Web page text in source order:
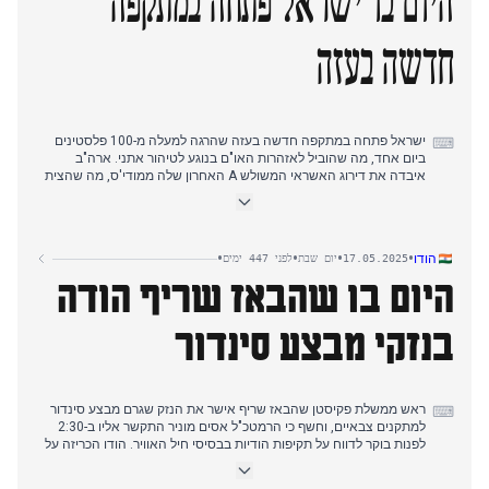
ידי הסניף של המפלגה הליברל-דמוקרטית בטוקיו. בית משפט הורה
שקיפות. בינתיים, דווח שטאיוואן השיגה את יעד "אפס כוח גרעיני" היום,
בעוד מבשלת סאקה היסטורית החלה להציע קורסים לסומלייה זרים,
מדגישה את מאמצי היצוא התרבותי של יפן בתוך אתגרים כלכליים.
חדשה בעזה
⌨
ישראל פתחה במתקפה חדשה בעזה שהרגה למעלה מ-100 פלסטינים
ביום אחד, מה שהוביל לאזהרות האו"ם בנוגע לטיהור אתני. ארה"ב
איבדה את דירוג האשראי המשולש A האחרון שלה ממודי'ס, מה שהצית
הופעה רגשית עם טעות מילולית קטנה, וסיים לבסוף במקום ה-12.
ישראל, בעוד שאחרים ניסו לפרוץ לבמה. אוסטריה זכתה בניצחון,
כשישראל חזקה באופן מפתיע בהצבעת הטלוויזיה למרות המחאות.
התפתחויות אחרות כללו את חקירת לשכת עורכי הדין את משרד קנופס
בחשד להונאה בחיובי שעות, תלמידי בית ספר יסודי הולנדים שהשתתפו
ובעלי מעמד כמורים כדי להתמודד עם המחסור.
הודו•
17.05.2025
•יום שבת•לפני 447 ימים •
היום בו שהבאז שריף הודה
בנזקי מבצע סינדור
⌨ ראש ממשלת פקיסטן שהבאז שריף אישר את הנזק שגרם מבצע סינדור
למתקנים צבאיים, וחשף כי הרמטכ"ל אסים מוניר התקשר אליו ב-2:30
לפנות בוקר לדווח על תקיפות הודיות בבסיסי חיל האוויר. הודו הכריזה על
לטרור, כששאשי טארור מוביל את המשלחת לארה"ב למרות שהקונגרס